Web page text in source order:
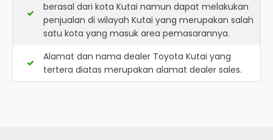
berasal dari kota Kutai namun dapat melakukan
penjualan di wilayah Kutai yang merupakan salah
satu kota yang masuk area pemasarannya.
Alamat dan nama dealer Toyota Kutai yang
tertera diatas merupakan alamat dealer sales.